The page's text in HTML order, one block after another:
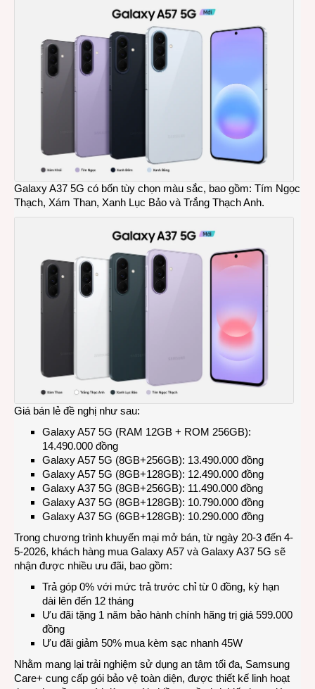
Galaxy A37 5G có bốn tùy chọn màu sắc, bao gồm: Tím Ngọc
Thạch, Xám Than, Xanh Lục Bảo và Trắng Thạch Anh.
Giá bán lẻ đề nghị như sau:
Galaxy A57 5G (RAM 12GB + ROM 256GB):
14.490.000 đồng
Galaxy A57 5G (8GB+256GB): 13.490.000 đồng
Galaxy A57 5G (8GB+128GB): 12.490.000 đồng
Galaxy A37 5G (8GB+256GB): 11.490.000 đồng
Galaxy A37 5G (8GB+128GB): 10.790.000 đồng
Galaxy A37 5G (6GB+128GB): 10.290.000 đồng
Trong chương trình khuyến mại mở bán, từ ngày 20-3 đến 4-
5-2026, khách hàng mua Galaxy A57 và Galaxy A37 5G sẽ
nhận được nhiều ưu đãi, bao gồm:
Trả góp 0% với mức trả trước chỉ từ 0 đồng, kỳ hạn
dài lên đến 12 tháng
Ưu đãi tặng 1 năm bảo hành chính hãng trị giá 599.000
đồng
Ưu đãi giảm 50% mua kèm sạc nhanh 45W
Nhằm mang lại trải nghiệm sử dụng an tâm tối đa, Samsung
Care+ cung cấp gói bảo vệ toàn diện, được thiết kế linh hoạt